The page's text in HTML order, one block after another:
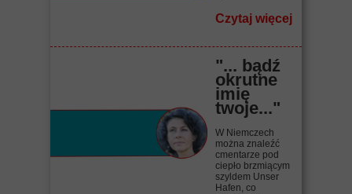
Czytaj więcej
"... bądź
okrutne
imię
twoje..."
W Niemczech
można znaleźć
cmentarze pod
ciepło brzmiącym
szyldem Unser
Hafen, co